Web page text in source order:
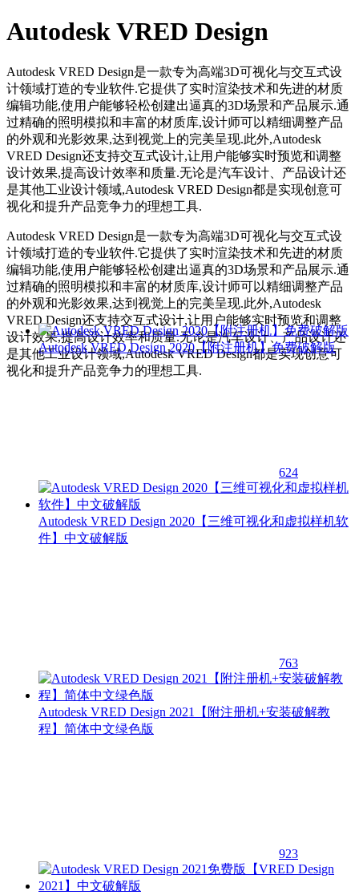
Autodesk VRED Design
Autodesk VRED Design是一款专为高端3D可视化与交互式设
计领域打造的专业软件.它提供了实时渲染技术和先进的材质
编辑功能,使用户能够轻松创建出逼真的3D场景和产品展示.通
过精确的照明模拟和丰富的材质库,设计师可以精细调整产品
的外观和光影效果,达到视觉上的完美呈现.此外,Autodesk
VRED Design还支持交互式设计,让用户能够实时预览和调整
设计效果,提高设计效率和质量.无论是汽车设计、产品设计还
是其他工业设计领域,Autodesk VRED Design都是实现创意可
视化和提升产品竞争力的理想工具.
Autodesk VRED Design是一款专为高端3D可视化与交互式设
计领域打造的专业软件.它提供了实时渲染技术和先进的材质
编辑功能,使用户能够轻松创建出逼真的3D场景和产品展示.通
过精确的照明模拟和丰富的材质库,设计师可以精细调整产品
的外观和光影效果,达到视觉上的完美呈现.此外,Autodesk
VRED Design还支持交互式设计,让用户能够实时预览和调整
设计效果,提高设计效率和质量.无论是汽车设计、产品设计还
是其他工业设计领域,Autodesk VRED Design都是实现创意可
视化和提升产品竞争力的理想工具.
Autodesk VRED Design 2020【附注册机】免费破解版
624
Autodesk VRED Design 2020【三维可视化和虚拟样机软
件】中文破解版
763
Autodesk VRED Design 2021【附注册机+安装破解教
程】简体中文绿色版
923